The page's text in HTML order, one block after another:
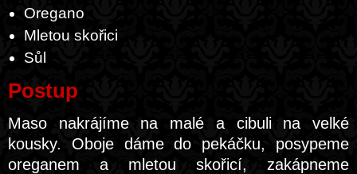
Oregano
Mletou skořici
Sůl
Postup
Maso nakrájíme na malé a cibuli na velké
kousky. Oboje dáme do pekáčku, posypeme
oreganem a mletou skořicí, zakápneme